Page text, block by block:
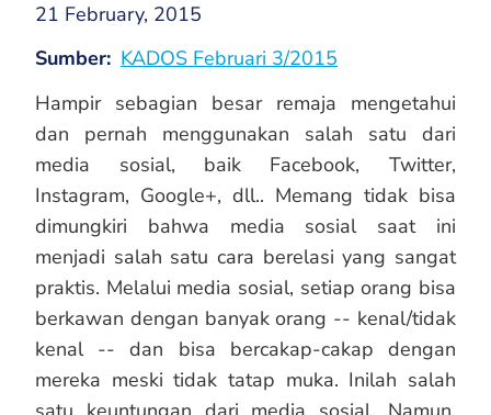
21 February, 2015
Sumber KADOS Februari 3/2015
Hampir sebagian besar remaja mengetahui
dan pernah menggunakan salah satu dari
media sosial, baik Facebook, Twitter,
Instagram, Google+, dll.. Memang tidak bisa
dimungkiri bahwa media sosial saat ini
menjadi salah satu cara berelasi yang sangat
praktis. Melalui media sosial, setiap orang bisa
berkawan dengan banyak orang -- kenal/tidak
kenal -- dan bisa bercakap-cakap dengan
mereka meski tidak tatap muka. Inilah salah